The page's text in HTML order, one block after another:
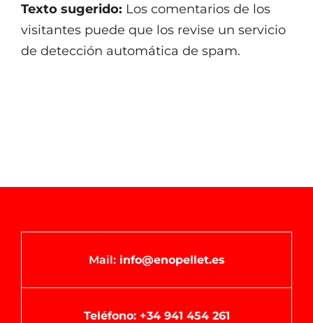
Texto sugerido: Los comentarios de los
visitantes puede que los revise un servicio
de detección automática de spam.
Mail: info@enopellet.es
Teléfono: +34 941 454 261